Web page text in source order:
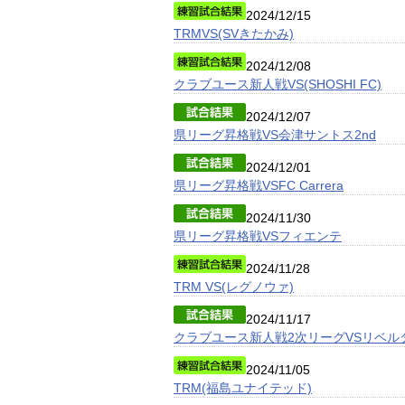
2024/12/15
TRMVS(SVきたかみ)
2024/12/08
クラブユース新人戦VS(SHOSHI FC)
2024/12/07
県リーグ昇格戦VS会津サントス2nd
2024/12/01
県リーグ昇格戦VSFC Carrera
2024/11/30
県リーグ昇格戦VSフィエンテ
2024/11/28
TRM VS(レグノウァ)
2024/11/17
クラブユース新人戦2次リーグVSリベル
2024/11/05
TRM(福島ユナイテッド)